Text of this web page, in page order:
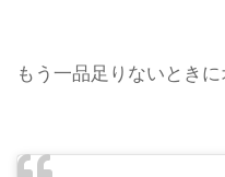
もう一品足りないときに